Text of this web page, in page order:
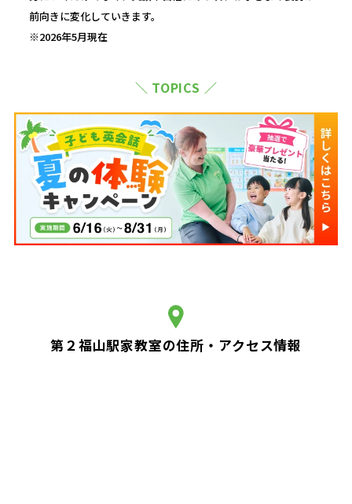
前向きに変化していきます。
※2026年5月現在
＼ TOPICS ／
第２福山駅家教室の住所・アクセス情報